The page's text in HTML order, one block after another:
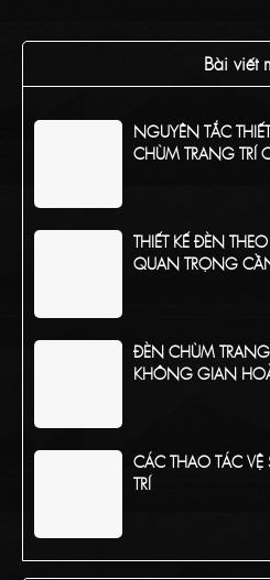
Bài viết
NGUYÊN TẮC
CHÙM TRANG
THIẾT KẾ ĐÈN
QUAN TRỌNG
ĐÈN CHÙM TRANG
KHÔNG GIAN
CÁC THAO TÁC
TRÍ